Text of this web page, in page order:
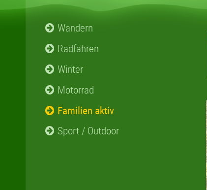
Wandern
Radfahren
Winter
Motorrad
Familien aktiv
Sport / Outdoor